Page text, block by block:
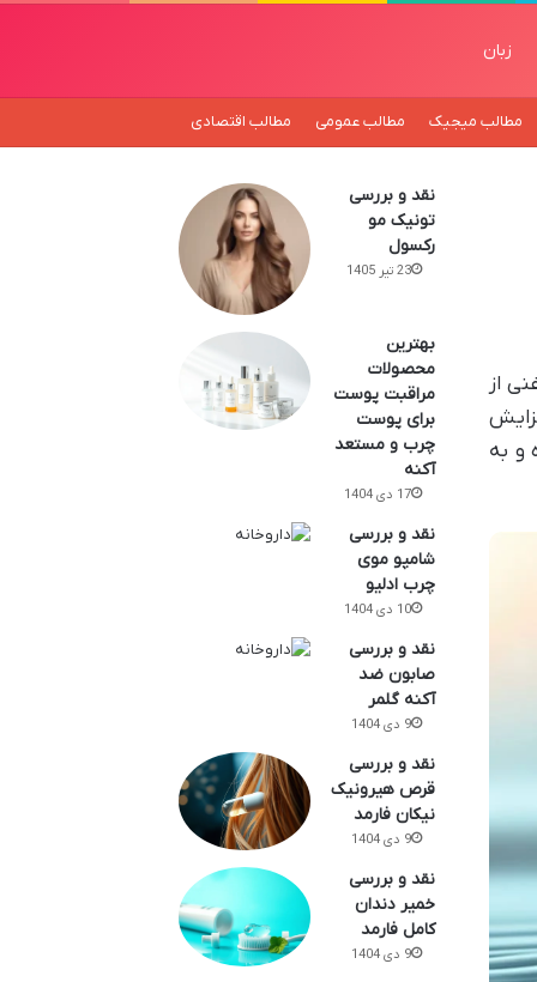
زبان
مطالب میجیک مطالب عمومی مطالب اقتصادی
از
و به
نقد و بررسی
تونیک مو
رکسول
23 تیر 1405
بهترین
محصولات
مراقبت پوست
برای پوست
چرب و مستعد
آکنه
17 دی 1404
نقد و بررسی
شامپو موی
چرب ادلیو
10 دی 1404
نقد و بررسی
صابون ضد
آکنه گلمر
9 دی 1404
نقد و بررسی
قرص هیرونیک
نیکان فارمد
9 دی 1404
نقد و بررسی
خمیر دندان
کامل فارمد
9 دی 1404